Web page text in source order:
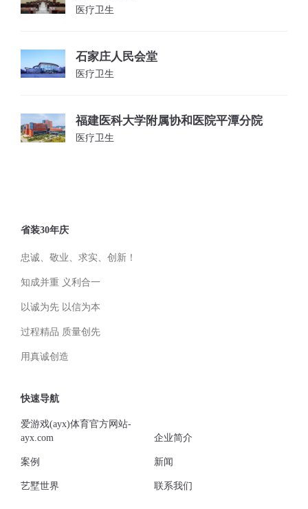
医疗卫生
石家庄人民会堂
医疗卫生
福建医科大学附属协和医院平潭分院
医疗卫生
省装30年庆
忠诚、敬业、求实、创新！
知成并重 义利合一
以诚为先 以信为本
过程精品 质量创先
用真诚创造
快速导航
爱游戏(ayx)体育官方网站-
ayx.com
企业简介
案例 新闻
艺墅世界 联系我们